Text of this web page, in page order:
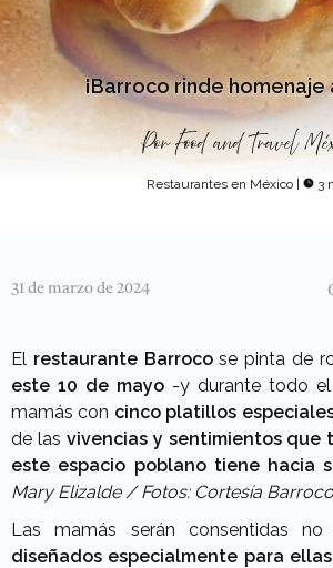
¡Barroco rinde homenaje
Por Food and Travel
Restaurantes en México | 3
31 de marzo de 2024
El restaurante Barrocose pinta de
este 10 de mayo -y durante todo
mamás con cinco platillos
de las vivencias y sentimientos que
este espacio poblano tiene hacia
Mary Elizalde / Fotos: Cortesía
Las mamás serán consentidas
diseñados especialmente para